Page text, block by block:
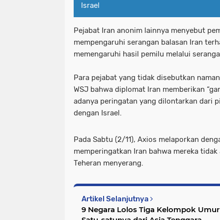
Israel
Pejabat Iran anonim lainnya menyebut
mempengaruhi serangan balasan Iran
memengaruhi hasil pemilu melalui
Para pejabat yang tidak disebutkan
WSJ bahwa diplomat Iran memberikan
adanya peringatan yang dilontarkan dari
dengan Israel.
Pada Sabtu (2/11), Axios melaporkan
memperingatkan Iran bahwa mereka
Teheran menyerang.
Artikel Selanjutnya
9 Negara Lolos Tiga Kelompok